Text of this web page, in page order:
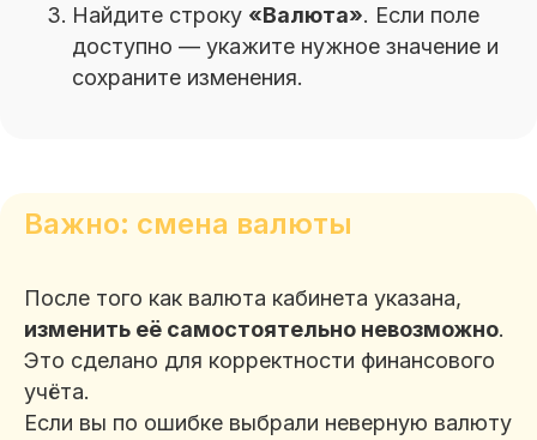
Найдите строку «Валюта». Если поле
доступно — укажите нужное значение и
сохраните изменения.
Важно: смена валюты
После того как валюта кабинета указана,
изменить её самостоятельно невозможно.
Это сделано для корректности финансового
учёта.
Если вы по ошибке выбрали неверную валюту